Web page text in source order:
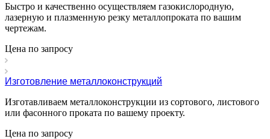
Быстро и качественно осуществляем газокислородную,
лазерную и плазменную резку металлопроката по вашим
чертежам.
Цена по запросу
Изготовление металлоконструкций
Изготавливаем металлоконструкции из сортового, листового
или фасонного проката по вашему проекту.
Цена по запросу